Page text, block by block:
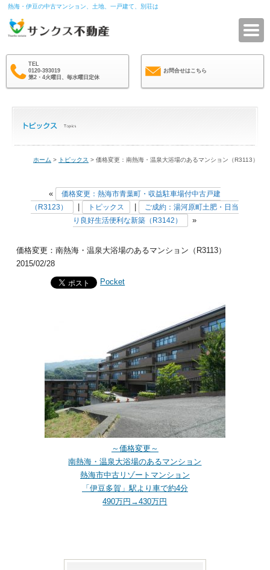
熱海・伊豆の中古マンション、土地、一戸建て、別荘は
TEL
0120-393019
第2・4火曜日、毎水曜日定休
お問合せはこちら
ホーム > トピックス > 価格変更：南熱海・温泉大浴場のあるマンション（R3113）
«
価格変更：熱海市青葉町・収益駐車場付中古戸建
（R3123）
トピックス
ご成約：湯河原町土肥・日当
り良好生活便利な新築（R3142）
»
価格変更：南熱海・温泉大浴場のあるマンション（R3113）
2015/02/28
Pocket
～価格変更～
南熱海・温泉大浴場のあるマンション
熱海市中古リゾートマンション
「伊豆多賀」駅より車で約4分
490万円→430万円